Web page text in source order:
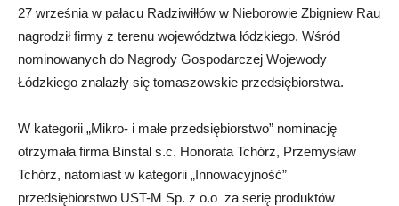
27 września w pałacu Radziwiłłów w Nieborowie Zbigniew Rau
nagrodził firmy z terenu województwa łódzkiego. Wśród
nominowanych do Nagrody Gospodarczej Wojewody
Łódzkiego znalazły się tomaszowskie przedsiębiorstwa.
W kategorii „Mikro- i małe przedsiębiorstwo” nominację
otrzymała firma Binstal s.c. Honorata Tchórz, Przemysław
Tchórz, natomiast w kategorii „Innowacyjność”
przedsiębiorstwo UST-M Sp. z o.o za serię produktów